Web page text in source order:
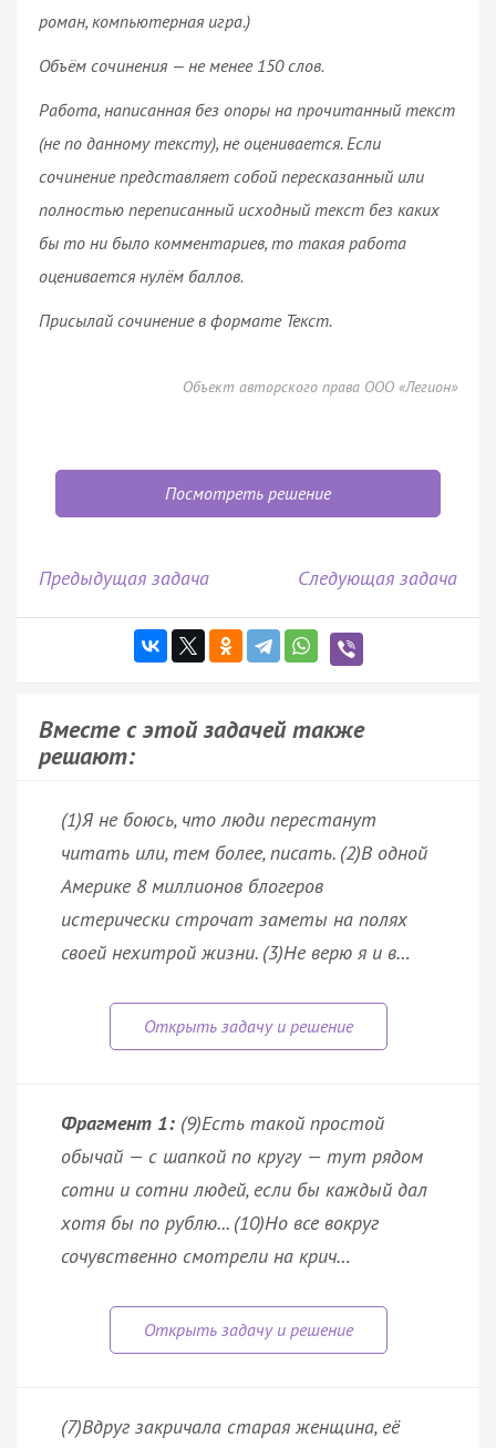
роман, компьютерная игра.)
Объём сочинения — не менее 150 слов.
Работа, написанная без опоры на прочитанный текст
(не по данному тексту), не оценивается. Если
сочинение представляет собой пересказанный или
полностью переписанный исходный текст без каких
бы то ни было комментариев, то такая работа
оценивается нулём баллов.
Присылай сочинение в формате Текст.
Объект авторского права ООО «Легион»
Посмотреть решение
Предыдущая задача Следующая задача
Вместе с этой задачей также
решают:
(1)Я не боюсь, что люди перестанут
читать или, тем более, писать. (2)В одной
Америке 8 миллионов блогеров
истерически строчат заметы на полях
своей нехитрой жизни. (3)Не верю я и в…
Фрагмент 1: (9)Есть такой простой
обычай — с шапкой по кругу — тут рядом
сотни и сотни людей, если бы каждый дал
хотя бы по рублю... (10)Но все вокруг
сочувственно смотрели на крич…
(7)Вдруг закричала старая женщина, её